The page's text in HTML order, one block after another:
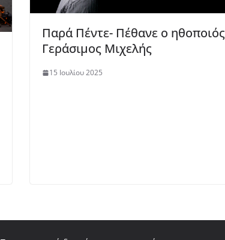
Παρά Πέντε- Πέθανε ο ηθοποιός
Γεράσιμος Μιχελής
15 Ιουλίου 2025